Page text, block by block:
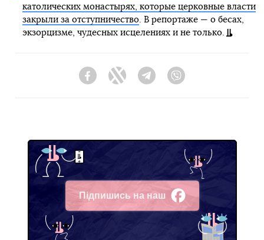
католических монастырях, которые церковные власти
закрыли за отступничество. В репортаже — о бесах,
экзорцизме, чудесных исцелениях и не только.
FacebookTwitter Telegram
Підпишись на наш
Facebook